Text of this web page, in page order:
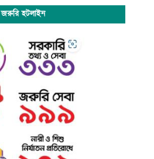
জরুরি হটলাইন